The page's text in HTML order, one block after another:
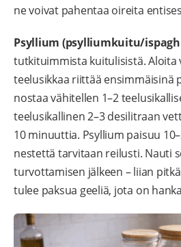
ne voivat pahentaa oireita
Psyllium (psylliumkuitu/
tutkituimmista kuitulisistä. Aloita
teelusikkaa riittää ensimmäisinä
nostaa vähitellen 1–2
teelusikallinen 2–3 desilitraan
10 minuuttia. Psyllium paisuu
nestettä tarvitaan reilusti. Nauti
turvottamisen jälkeen – liian
tulee paksua geeliä, jota on